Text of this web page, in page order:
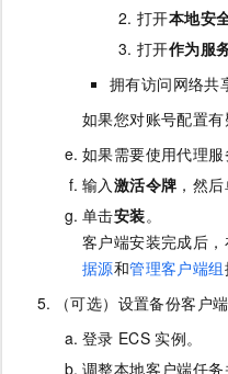
打开本地安
打开作为服
拥有访问网络共
如果您对账号配置
如果需要使用代理
输入激活令牌 ，然
单击安装。
客户端安装完成后
据源和管理客户端组
（可选）设置备份客户
登录 ECS 实例。
调整本地客户端任